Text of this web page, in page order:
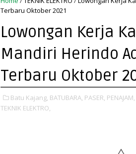
Terbaru Oktober 2021
Lowongan Kerja
Mandiri Herindo
Terbaru Oktober
Batu Kajang, BATUBARA, PASER, PENAJAM,
TEKNIK ELEKTRO,